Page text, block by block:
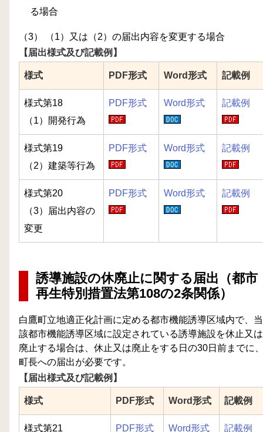
る場合
（3） （1）又は（2）の届出内容を変更する場合
【届出様式及び記載例】
様式 PDF形式 Word形式 記載例
様式第18
（1）開発行為
PDF形式 Word形式 記載例
様式第19
（2）建築等行為
PDF形式 Word形式 記載例
様式第20
（3）届出内容の
変更
PDF形式 Word形式 記載例
誘導施設の休廃止に関する届出（都市
再生特別措置法第108の2条関係）
白鷹町立地適正化計画に定める都市機能誘導区域内で、当
該都市機能誘導区域に設定されている誘導施設を休止又は
廃止する場合は、休止又は廃止をする日の30日前までに
町長への届出が必要です。
【届出様式及び記載例】
様式 PDF形式 Word形式 記載例
様式第21 PDF形式 Word形式 記載例